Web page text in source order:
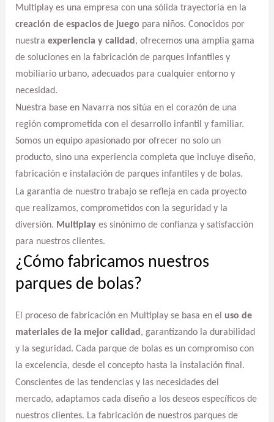
Multiplay es una empresa con una sólida trayectoria en la
creación de espacios de juego para niños. Conocidos por
nuestra experiencia y calidad , ofrecemos una amplia gama
de soluciones en la fabricación de parques infantiles y
mobiliario urbano, adecuados para cualquier entorno y
necesidad.
Nuestra base en Navarra nos sitúa en el corazón de una
región comprometida con el desarrollo infantil y familiar.
Somos un equipo apasionado por ofrecer no solo un
producto, sino una experiencia completa que incluye diseño,
fabricación e instalación de parques infantiles y de bolas.
La garantía de nuestro trabajo se refleja en cada proyecto
que realizamos, comprometidos con la seguridad y la
diversión. Multiplayes sinónimo de confianza y satisfacción
para nuestros clientes.
¿Cómo fabricamos nuestros
parques de bolas?
El proceso de fabricación en Multiplay se basa en el uso de
materiales de la mejor calidad , garantizando la durabilidad
y la seguridad. Cada parque de bolas es un compromiso con
la excelencia, desde el concepto hasta la instalación final.
Conscientes de las tendencias y las necesidades del
mercado, adaptamos cada diseño a los deseos específicos de
nuestros clientes. La fabricación de nuestros parques de